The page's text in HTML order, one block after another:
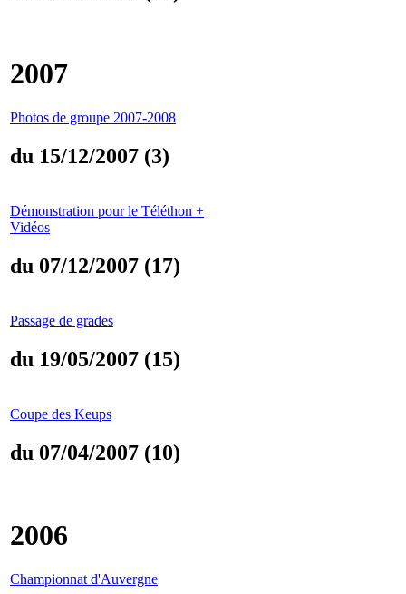
2007
Photos de groupe 2007-2008
du 15/12/2007 (3)
Démonstration pour le Téléthon +
Vidéos
du 07/12/2007 (17)
Passage de grades
du 19/05/2007 (15)
Coupe des Keups
du 07/04/2007 (10)
2006
Championnat d'Auvergne